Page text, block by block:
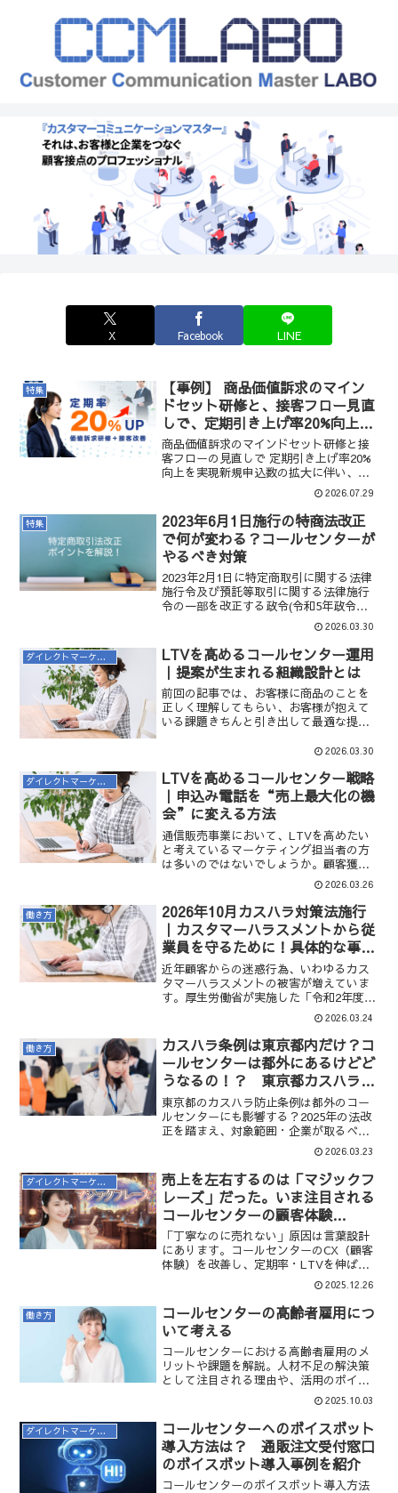
X Facebook LINE
特集
【事例】 商品価値訴求のマイン
ドセット研修と、接客フロー見直
しで、定期引き上げ率20%向上を
実現
商品価値訴求のマインドセット研修と接
客フローの見直しで 定期引き上げ率20%
向上を実現新規申込数の拡大に伴い、継
続利用まで見据えた応対品質の向上が課
題となっていました。 商品価値を適切に
伝えるコミュニケーション設計と応対フ
ローの再構築により、 定期申込率と継続
率の両方を改善しました。
2026.07.29
特集
2023年6月1日施行の特商法改正
で何が変わる？コールセンターが
やるべき対策
2023年2月1日に特定商取引に関する法律
施行令及び預託等取引に関する法律施行
令の一部を改正する政令(令和5年政令第
22号)が交付され、2023年6月1日から、電
話勧誘販売の対象範囲が拡大されること
となりました。具体的には、これまで
「通信販売」に該当していたウェブやテ
レビ・ラジオ広告、新聞広告などを見て
電話をかけてきた消費者に対して、クロ
スセルやアップセルを行うケースが「電
話勧誘販売」に該当するようになりま
レビショッピング」において、購入意向
な商品を勧めるとする場合等が想定され
ます。今回は、この政令の内容について
詳しく解説していきます。
2026.03.30
ダイレクトマーケティング
LTVを高めるコールセンター運用
｜提案が生まれる組織設計とは
前回の記事では、お客様に商品のことを
正しく理解してもらい、お客様が抱えて
いる課題きちんと引き出して最適な提案
は、お客様の課題をヒアリングして、解
でないコールセンターの違いはどこにあ
るのでしょうか。CCM LABO運営会社の
アイビーシステムもクライアント企業の
LTVを高めるという課題に長年向き合っ
てきました。そのノウハウに基づき、
LTVを高めるためにコールセンターをど
のように活用すればよいかを特集しま
2026.03.30
ダイレクトマーケティング
LTVを高めるコールセンター戦略
｜申込み電話を“売上最大化の機
会”に変える方法
通信販売事業において、LTVを高めたい
と考えているマーケティング担当者の方
は多いのではないでしょうか。顧客獲得
にかかる費用は年々上昇しているため、1
つ１つの顧客接点をより大切にする必要
が出てきています。CCM LABO運営会社
のアイビーシステムもクライアント企業
のLTVを高めるという課題に長年向き合
ってきました。そのノウハウに基づき、
今回から2回に分けて、LTVを高めるため
にコールセンターをどのように活用すれ
ばよいかを特集します。
2026.03.26
働き方
2026年10月カスハラ対策法施行
｜カスタマーハラスメントから従
業員を守るために！具体的な事例
と対策を徹底解説
近年顧客からの迷惑行為、いわゆるカス
タマーハラスメントの被害が増えていま
す。厚生労働省が実施した「令和2年度職
場のハラスメントに関する実態調査」に
よると、企業に対する調査では、過去3年
間に顧客等からの著しい迷惑行為の相談
があった企業の割合は19.5%、 また 同調
査の労働者に対する調査では、 過去3年
間に勤務先で顧客等からの著しい迷惑行
為を一度以上経験したと回答した割合は
15.0%にのぼります。顧客と接する仕事を
する人の約6人に1人がカスタマーハラス
メントを受けた経験があるということに
なります。今回は、働く人を守るため
に、カスタマーハラスメントとは具体的
にどういうものか、どのような対策が考
えられるかを解説します。
2026.03.24
働き方
カスハラ条例は東京都内だけ？コ
ールセンターは都外にあるけどど
うなるの！？ 東京都カスハラ防
止条例のガイドラインを分かり易
く解説
東京都のカスハラ防止条例は都外のコー
ルセンターにも影響する？2025年の法改
正を踏まえ、対象範囲・企業が取るべき
対策を分かりやすく解説します。2026.03.23
ダイレクトマーケティング
売上を左右するのは「マジックフ
レーズ」だった。いま注目される
コールセンターの顧客体験
（CX）設計とは
「丁寧なのに売れない」原因は言葉設計
にあります。コールセンターのCX（顧客
体験）を改善し、定期率・LTVを伸ばす
マジックフレーズの考え方と実践ポイン
2025.12.26
働き方
コールセンターの高齢者雇用につ
いて考える
コールセンターにおける高齢者雇用のメ
リットや課題を解説。人材不足の解決策
として注目される理由や、活用のポイン
ト・教育方法まで分かりやすく紹介しま
2025.10.03
ダイレクトマーケティング
コールセンターへのボイスボット
導入方法は？ 通販注文受付窓口
のボイスボット導入事例を紹介
コールセンターのボイスボット導入方法